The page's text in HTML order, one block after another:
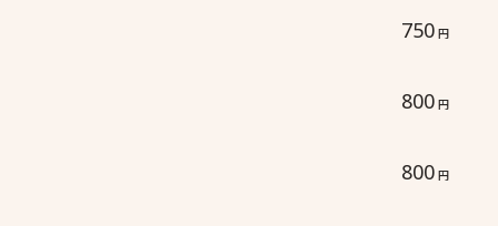
750 円
800 円
800 円